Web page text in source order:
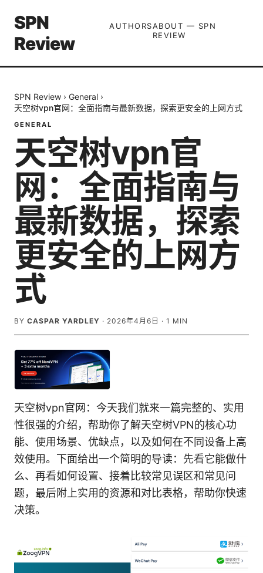
SPN
Review
AUTHORSABOUT — SPN
REVIEW
SPN Review › General ›
天空树vpn官网：全面指南与最新数据，探索更安全的上网方式
GENERAL
天空树vpn官
网：全面指南与
最新数据，探索
更安全的上网方
式
BY CASPAR YARDLEY · 2026年4月6日 · 1 MIN
天空树vpn官网：今天我们就来一篇完整的、实用
性很强的介绍，帮助你了解天空树VPN的核心功
能、使用场景、优缺点，以及如何在不同设备上高
效使用。下面给出一个简明的导读：先看它能做什
么、再看如何设置、接着比较常见误区和常见问
题，最后附上实用的资源和对比表格，帮助你快速
决策。